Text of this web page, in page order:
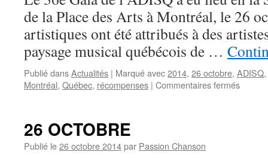
de la Place des Arts à Montréal, le 26
artistiques ont été attribués à des
paysage musical québécois de …
Publié dansActualités | Marqué avec2014, 26 octobre, ADISQ,
Montréal, Québec, récompenses | Commentaires ferméssur
26 OCTOBRE
Publié le26 octobre 2014par Passion Chanson